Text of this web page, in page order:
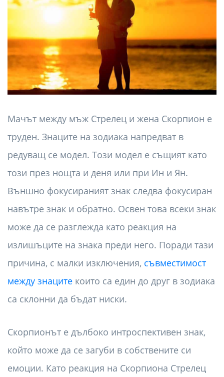
Мачът между мъж Стрелец и жена Скорпион е
труден. Знаците на зодиака напредват в
редуващ се модел. Този модел е същият като
този през нощта и деня или при Ин и Ян.
Външно фокусираният знак следва фокусиран
навътре знак и обратно. Освен това всеки знак
може да се разглежда като реакция на
излишъците на знака преди него. Поради тази
причина, с малки изключения, съвместимост
между знаците които са един до друг в зодиака
са склонни да бъдат ниски.
Скорпионът е дълбоко интроспективен знак,
който може да се загуби в собствените си
емоции. Като реакция на Скорпиона Стрелец